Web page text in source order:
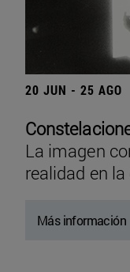
20 JUN - 25 AGO
La imagen
realidad en
Más información